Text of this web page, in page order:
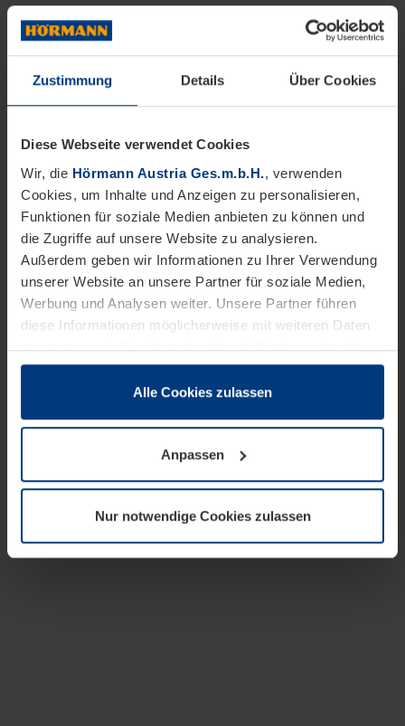
Zustimmung Details Über Cookies
Diese Webseite verwendet Cookies
Wir, die Hörmann Austria Ges.m.b.H., verwenden
Cookies, um Inhalte und Anzeigen zu personalisieren,
Funktionen für soziale Medien anbieten zu können und
die Zugriffe auf unsere Website zu analysieren.
Außerdem geben wir Informationen zu Ihrer Verwendung
unserer Website an unsere Partner für soziale Medien,
Werbung und Analysen weiter. Unsere Partner führen
diese Informationen möglicherweise mit weiteren Daten
zusammen, die Sie ihnen bereitgestellt haben oder die
sie im Rahmen Ihrer Nutzung der Dienste gesammelt
wenn diese für den Betrieb dieser Seite unbedingt
notwendig sind. Für alle anderen Cookie-Typen benötigen
wir Ihre Erlaubnis. Ihre Einwilligung können Sie jederzeit
Datenschutzerklärungunserer Website ändern oder
widerrufen.
Alle Cookies zulassen
Anpassen
Nur notwendige Cookies zulassen